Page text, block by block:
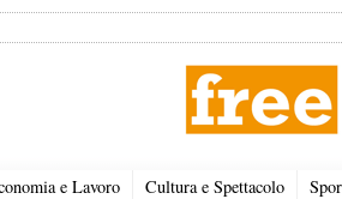
e Lavoro Cultura e Spettacolo